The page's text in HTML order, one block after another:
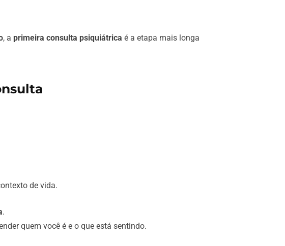
, a primeira consulta psiquiátrica é a etapa mais longa
de vida.
.
quem você é e o que está sentindo.